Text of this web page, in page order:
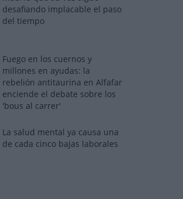
desafiando implacable el paso
del tiempo
Fuego en los cuernos y
millones en ayudas: la
rebelión antitaurina en Alfafar
enciende el debate sobre los
'bous al carrer'
La salud mental ya causa una
de cada cinco bajas laborales